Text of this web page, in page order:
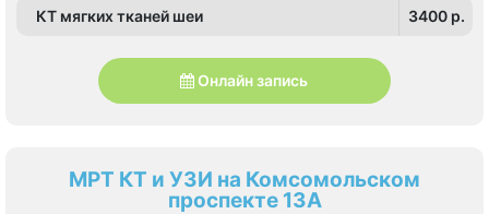
Нижегородский, Рязанский
КТ мягких тканей шеи 3400 p.
Онлайн запись
МРТ КТ и УЗИ на Комсомольском
проспекте 13А